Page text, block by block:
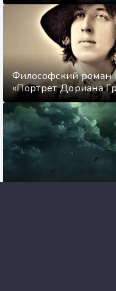
Философский роман
«Портрет Дориана
Аудиокниги